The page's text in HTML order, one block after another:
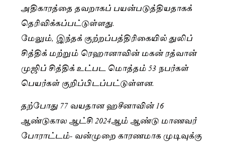
அதிகாரத்தை தவறாகப் பயன்படுத்தியதாகக்
தெரிவிக்கப்பட்டுள்ளது.
மேலும், இந்தக் குற்றப்பத்திரிகையில் துலிப்
சித்திக் மற்றும் ரெஹானாவின் மகன் ரத்வான்
முஜிப் சித்திக் உட்பட மொத்தம் 53 நபர்கள்
பெயர்கள் குறிப்பிடப்பட்டுள்ளன.
தற்போது 77 வயதான ஹசீனாவின் 16
ஆண்டுகால ஆட்சி 2024ஆம் ஆண்டு மாணவர்
போராட்டம்- வன்முறை காரணமாக முடிவுக்கு